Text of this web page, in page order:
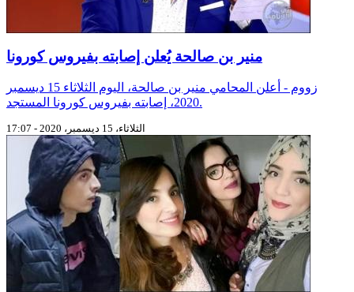
منير بن صالحة يُعلن إصابته بفيروس كورونا
زووم - أعلن المحامي منير بن صالحة، اليوم الثلاثاء 15 ديسمبر
2020، إصابته بفيروس كورونا المستجد.
الثلاثاء، 15 ديسمبر، 2020 - 17:07